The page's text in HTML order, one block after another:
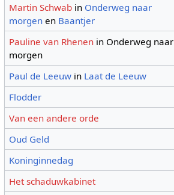
Martin Schwab in Onderweg naar
morgen en Baantjer
Pauline van Rhenen in Onderweg naar
morgen
Paul de Leeuw in Laat de Leeuw
Flodder
Van een andere orde
Oud Geld
Koninginnedag
Het schaduwkabinet